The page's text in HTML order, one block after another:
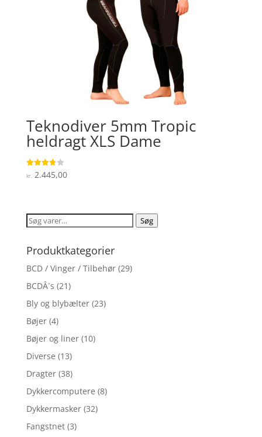
Teknodiver 5mm Tropic
heldragt XLS Dame
Vurderet
3.7
kr.2.445,00
Søg
Søg
Produktkategorier
BCD / Vinger / Tilbehør (29)
BCDÂ´s (21)
Bly og blybælter (23)
Bøjer (4)
Bøjer og liner (10)
Diverse (13)
Dragter (38)
Dykkercomputere (8)
Dykkermasker (32)
Fangstnet (3)